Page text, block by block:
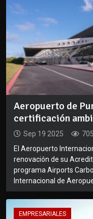
Aeropuerto de
certificación
Sep 19 2025 705
El Aeropuerto
renovación de su
programa Airports
Internacional de
EMPRESARIALES